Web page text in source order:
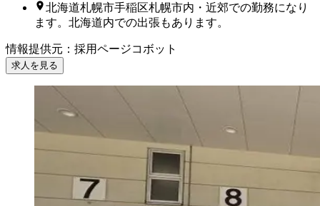
北海道札幌市手稲区札幌市内・近郊での勤務になり
ます。北海道内での出張もあります。
情報提供元 ： 採用ページコボット
求人を見る